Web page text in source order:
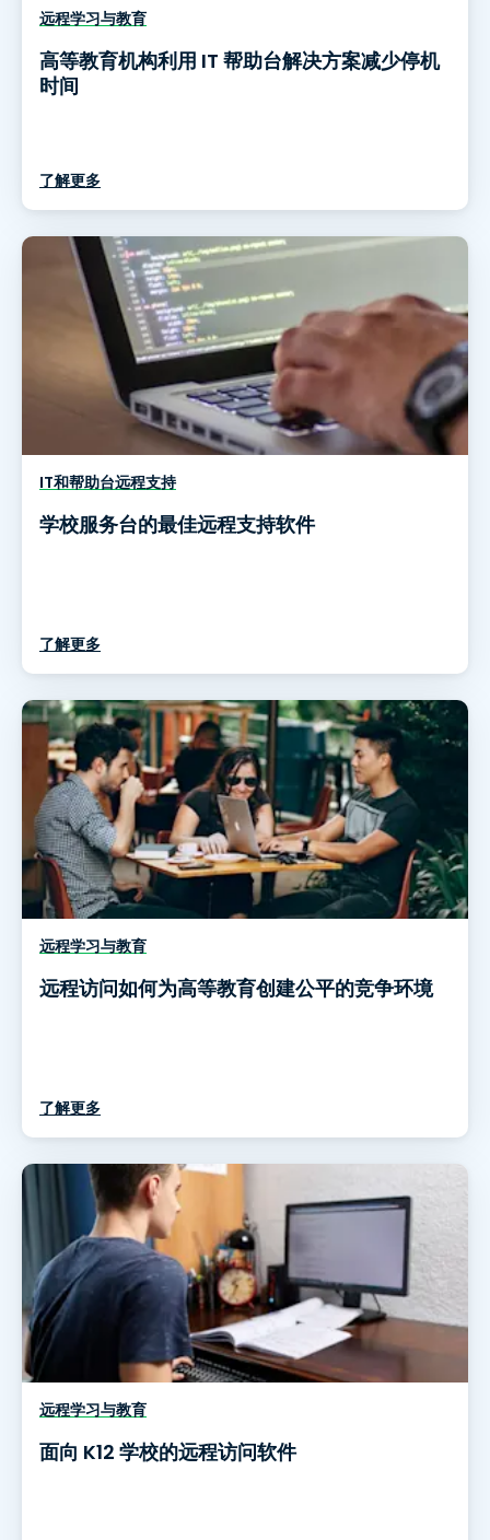
远程学习与教育
高等教育机构利用 IT 帮助台解决方案减少停机
时间
了解更多
IT和帮助台远程支持
学校服务台的最佳远程支持软件
了解更多
远程学习与教育
远程访问如何为高等教育创建公平的竞争环境
了解更多
远程学习与教育
面向 K12 学校的远程访问软件